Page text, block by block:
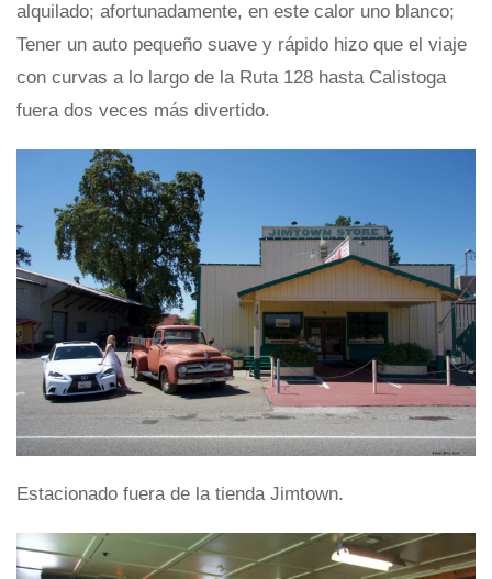
alquilado; afortunadamente, en este calor uno blanco;
Tener un auto pequeño suave y rápido hizo que el viaje
con curvas a lo largo de la Ruta 128 hasta Calistoga
fuera dos veces más divertido.
Estacionado fuera de la tienda Jimtown.